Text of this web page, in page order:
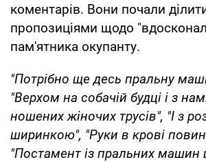
коментарів. Вони почали
пропозиціями щодо
пам'ятника окупанту.
"Потрібно ще десь пральну
"Верхом на собачій будці і з
ношених жіночих трусів", "І з
ширинкою", "Руки в крові
"Постамент із пральних